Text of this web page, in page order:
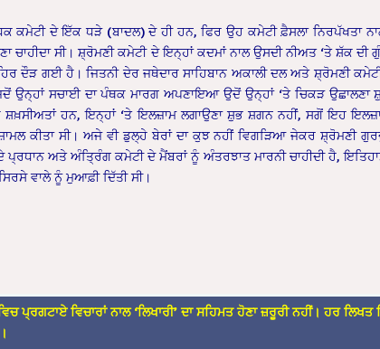
ਕਮੇਟੀ ਦੇ ਇੱਕ ਧੜੇ (ਬਾਦਲ) ਦੇ ਹੀ ਹਨ, ਫਿਰ ਉਹ ਕਮੇਟੀ ਫ਼ੈਸਲਾ ਨਿਰਪੱਖਤਾ
ਚਾਹੀਦਾ ਸੀ। ਸ਼੍ਰੋਮਣੀ ਕਮੇਟੀ ਦੇ ਇਨ੍ਹਾਂ ਕਦਮਾਂ ਨਾਲ ਉਸਦੀ ਨੀਅਤ ‘ਤੇ ਸ਼ੱਕ ਦੀ
ਦੌੜ ਗਈ ਹੈ। ਜਿਤਨੀ ਦੇਰ ਜਥੇਦਾਰ ਸਾਹਿਬਾਨ ਅਕਾਲੀ ਦਲ ਅਤੇ ਸ਼੍ਰੋਮਣੀ
ਉਨ੍ਹਾਂ ਸਚਾਈ ਦਾ ਪੰਥਕ ਮਾਰਗ ਅਪਣਾਇਆ ਉਦੋਂ ਉਨ੍ਹਾਂ ‘ਤੇ ਚਿਕੜ ਉਛਾਲਣਾ
ਸ਼ਖ਼ਸੀਅਤਾਂ ਹਨ, ਇਨ੍ਹਾਂ ‘ਤੇ ਇਲਜ਼ਾਮ ਲਗਾਉਣਾ ਸ਼ੁਭ ਸ਼ਗਨ ਨਹੀਂ, ਸਗੋਂ ਇਹ
ਕੀਤਾ ਸੀ। ਅਜੇ ਵੀ ਡੁਲ੍ਹੇ ਬੇਰਾਂ ਦਾ ਕੁਝ ਨਹੀਂ ਵਿਗੜਿਆ ਜੇਕਰ ਸ਼੍ਰੋਮਣੀ
ਅਤੇ ਅੰਤ੍ਰਿੰਗ ਕਮੇਟੀ ਦੇ ਮੈਂਬਰਾਂ ਨੂੰ ਅੰਤਰਝਾਤ ਮਾਰਨੀ ਚਾਹੀਦੀ ਹੈ,
ਵਾਲੇ ਨੂੰ ਮੁਆਫ਼ੀ ਦਿੱਤੀ ਸੀ।
ਪ੍ਰਗਟਾਏ ਵਿਚਾਰਾਂ ਨਾਲ ‘ਲਿਖਾਰੀ’ ਦਾ ਸਹਿਮਤ ਹੋਣਾ ਜ਼ਰੂਰੀ ਨਹੀਂ। ਹਰ ਲਿਖਤ